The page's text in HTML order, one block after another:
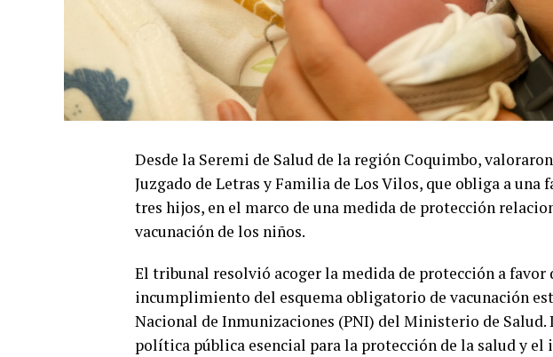
Desde la Seremi de Salud de la región Coquimbo,
Juzgado de Letras y Familia de Los Vilos, que obliga a una
tres hijos, en el marco de una medida de protección
vacunación de los niños.
El tribunal resolvió acoger la medida de protección a favor
incumplimiento del esquema obligatorio de vacunación
Nacional de Inmunizaciones (PNI) del Ministerio de Salud.
política pública esencial para la protección de la salud y